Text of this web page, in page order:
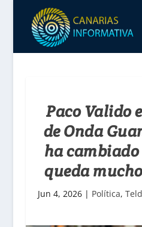
Paco Valido
de Onda
ha
queda
Jun 4, 2026| Política,